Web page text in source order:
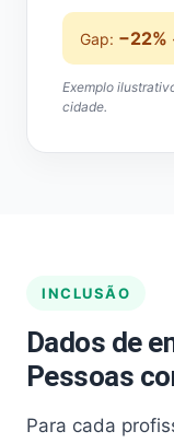
Gap: −22%
Exemplo
cidade.
INCLUSÃO
Dados de
Pessoas
Para cada